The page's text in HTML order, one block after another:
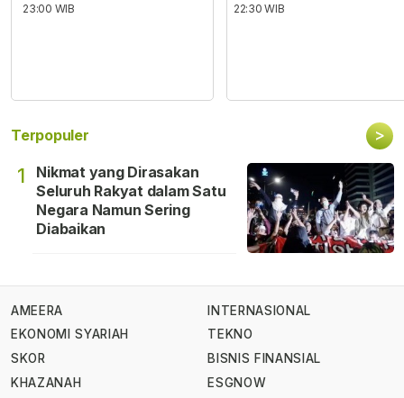
23:00 WIB
22:30 WIB
Terpopuler >
1
Nikmat yang Dirasakan
Seluruh Rakyat dalam Satu
Negara Namun Sering
Diabaikan
AMEERA
EKONOMI SYARIAH
SKOR
KHAZANAH
INTERNASIONAL
TEKNO
BISNIS FINANSIAL
ESGNOW